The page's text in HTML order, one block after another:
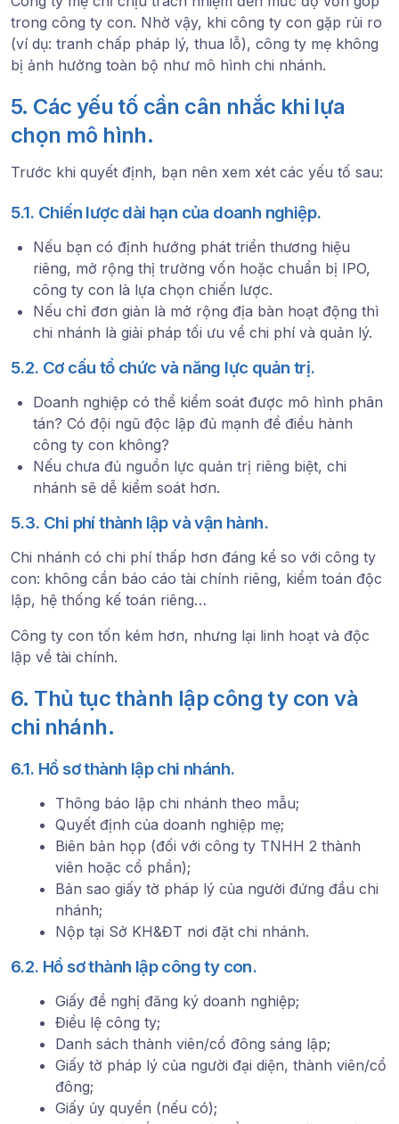
trong công ty con. Nhờ vậy, khi công ty con gặp rủi ro
(ví dụ: tranh chấp pháp lý, thua lỗ), công ty mẹ không
bị ảnh hưởng toàn bộ như mô hình chi nhánh.
5. Các yếu tố cần cân nhắc khi lựa
chọn mô hình.
Trước khi quyết định, bạn nên xem xét các yếu tố sau:
5.1. Chiến lược dài hạn của doanh nghiệp.
Nếu bạn có định hướng phát triển thương hiệu
riêng, mở rộng thị trường vốn hoặc chuẩn bị IPO,
công ty con là lựa chọn chiến lược.
Nếu chỉ đơn giản là mở rộng địa bàn hoạt động thì
chi nhánh là giải pháp tối ưu về chi phí và quản lý.
5.2. Cơ cấu tổ chức và năng lực quản trị.
Doanh nghiệp có thể kiểm soát được mô hình phân
tán? Có đội ngũ độc lập đủ mạnh để điều hành
công ty con không?
Nếu chưa đủ nguồn lực quản trị riêng biệt, chi
nhánh sẽ dễ kiểm soát hơn.
5.3. Chi phí thành lập và vận hành.
Chi nhánh có chi phí thấp hơn đáng kể so với công ty
con: không cần báo cáo tài chính riêng, kiểm toán độc
lập, hệ thống kế toán riêng…
Công ty con tốn kém hơn, nhưng lại linh hoạt và độc
lập về tài chính.
6. Thủ tục thành lập công ty con và
chi nhánh.
6.1. Hồ sơ thành lập chi nhánh.
Thông báo lập chi nhánh theo mẫu;
Quyết định của doanh nghiệp mẹ;
Biên bản họp (đối với công ty TNHH 2 thành
viên hoặc cổ phần);
Bản sao giấy tờ pháp lý của người đứng đầu chi
nhánh;
Nộp tại Sở KH&ĐT nơi đặt chi nhánh.
6.2. Hồ sơ thành lập công ty con.
Giấy đề nghị đăng ký doanh nghiệp;
Điều lệ công ty;
Danh sách thành viên/cổ đông sáng lập;
Giấy tờ pháp lý của người đại diện, thành viên/cổ
đông;
Giấy ủy quyền (nếu có);